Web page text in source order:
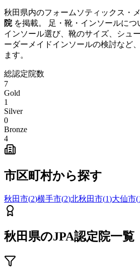
秋田県内のフォームソティックス・
院を掲載。 足・靴・インソールにつ
インソール選び、靴のサイズ、シュ
ーダーメイドインソールの検討など
ます。
総認定院数
7
Gold
1
Silver
0
Bronze
4
市区町村から探す
秋田市(2)横手市(2)北秋田市(1)大仙市(
秋田県のJPA認定院一覧